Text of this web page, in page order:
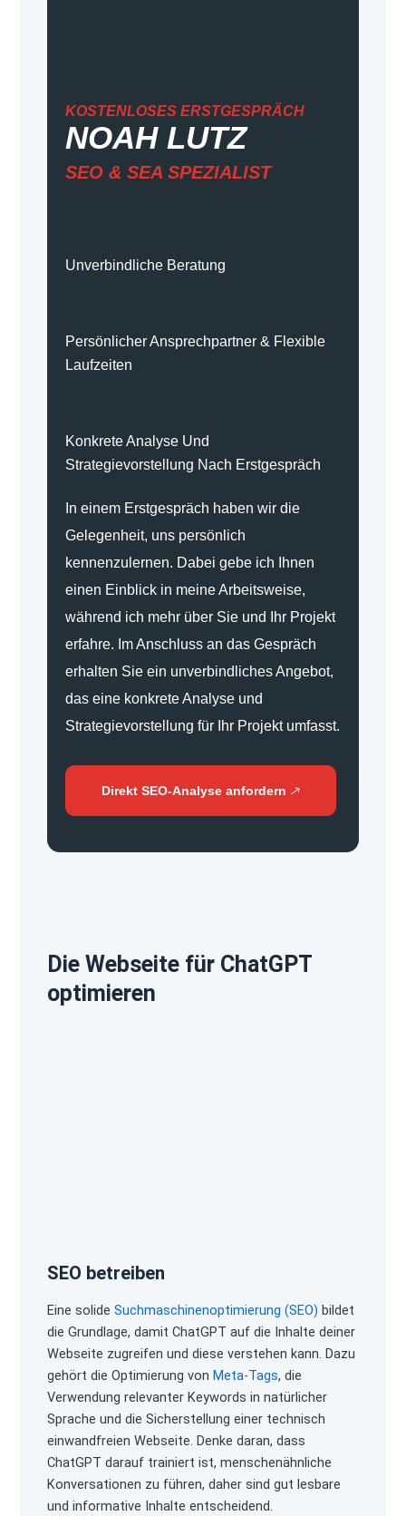
KOSTENLOSES ERSTGESPRÄCH
NOAH LUTZ
SEO & SEA SPEZIALIST
Unverbindliche Beratung
Persönlicher Ansprechpartner & Flexible
Laufzeiten
Konkrete Analyse Und
Strategievorstellung Nach Erstgespräch
In einem Erstgespräch haben wir die
Gelegenheit, uns persönlich
kennenzulernen. Dabei gebe ich Ihnen
einen Einblick in meine Arbeitsweise,
während ich mehr über Sie und Ihr Projekt
erfahre. Im Anschluss an das Gespräch
erhalten Sie ein unverbindliches Angebot,
das eine konkrete Analyse und
Strategievorstellung für Ihr Projekt umfasst.
Direkt SEO-Analyse anfordern
Die Webseite für ChatGPT
optimieren
SEO betreiben
Eine solideSuchmaschinenoptimierung (SEO) bildet
die Grundlage, damit ChatGPT auf die Inhalte deiner
Webseite zugreifen und diese verstehen kann. Dazu
gehört die Optimierung vonMeta-Tags, die
Verwendung relevanter Keywords in natürlicher
Sprache und die Sicherstellung einer technisch
einwandfreien Webseite. Denke daran, dass
ChatGPT darauf trainiert ist, menschenähnliche
Konversationen zu führen, daher sind gut lesbare
und informative Inhalte entscheidend.